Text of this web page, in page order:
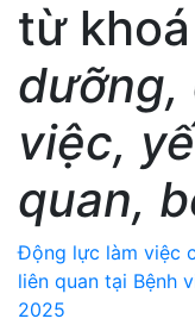
từ khoá
dưỡng,
việc,
quan,
Động lực làm việc
liên quan tại Bệnh
2025